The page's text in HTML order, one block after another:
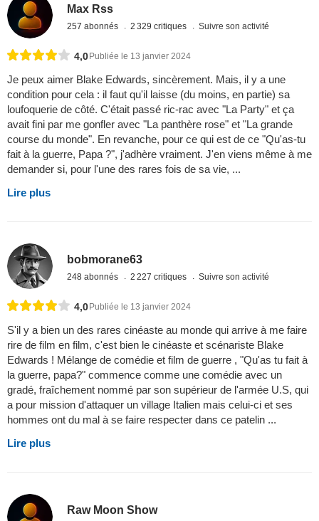
Max Rss
257 abonnés 2 329 critiques Suivre son activité
4,0Publiée le 13 janvier 2024
Je peux aimer Blake Edwards, sincèrement. Mais, il y a une
condition pour cela : il faut qu'il laisse (du moins, en partie) sa
loufoquerie de côté. C'était passé ric-rac avec "La Party" et ça
avait fini par me gonfler avec "La panthère rose" et "La grande
course du monde". En revanche, pour ce qui est de ce "Qu'as-tu
fait à la guerre, Papa ?", j'adhère vraiment. J'en viens même à me
demander si, pour l'une des rares fois de sa vie, ...
Lire plus
bobmorane63
248 abonnés 2 227 critiques Suivre son activité
4,0Publiée le 13 janvier 2024
S'il y a bien un des rares cinéaste au monde qui arrive à me faire
rire de film en film, c'est bien le cinéaste et scénariste Blake
Edwards ! Mélange de comédie et film de guerre , "Qu'as tu fait à
la guerre, papa?" commence comme une comédie avec un
gradé, fraîchement nommé par son supérieur de l'armée U.S, qui
a pour mission d'attaquer un village Italien mais celui-ci et ses
hommes ont du mal à se faire respecter dans ce patelin ...
Lire plus
Raw Moon Show